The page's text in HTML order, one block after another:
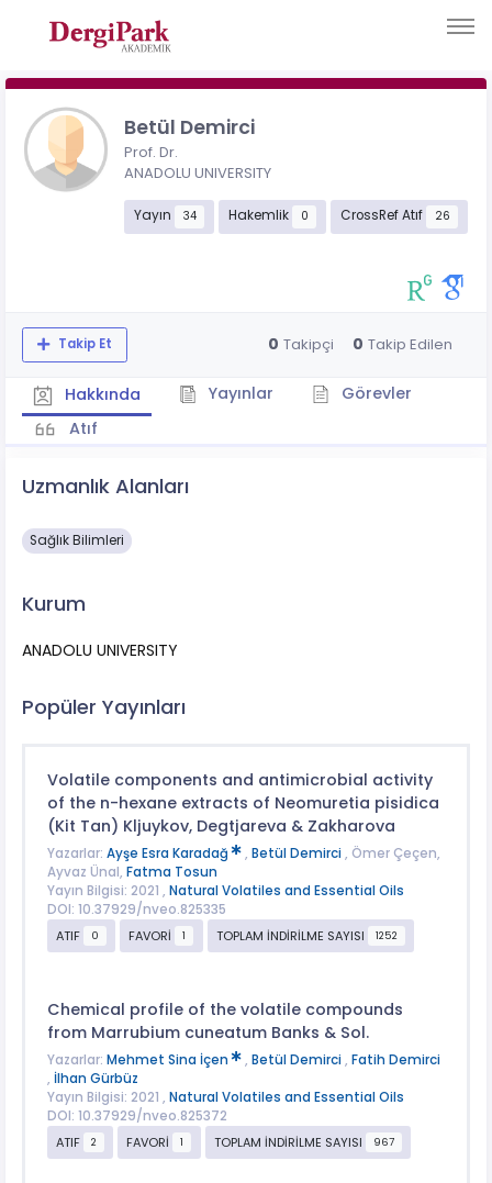
Betül Demirci
Prof. Dr.
ANADOLU UNIVERSITY
Yayın 34 Hakemlik 0 CrossRef Atıf 26
Takip Et 0 Takipçi 0 Takip Edilen
Hakkında Yayınlar
Görevler
Atıf
Uzmanlık Alanları
Sağlık Bilimleri
Kurum
ANADOLU UNIVERSITY
Popüler Yayınları
Volatile components and antimicrobial activity
of the n-hexane extracts of Neomuretia pisidica
(Kit Tan) Kljuykov, Degtjareva & Zakharova
Yazarlar: Ayşe Esra Karadağ , Betül Demirci , Ömer Çeçen,
Ayvaz Ünal, Fatma Tosun
Yayın Bilgisi: 2021 , Natural Volatiles and Essential Oils
DOI: 10.37929/nveo.825335
ATIF
0 FAVORİ 1 TOPLAM İNDİRİLME SAYISI 1252
Chemical profile of the volatile compounds
from Marrubium cuneatum Banks & Sol.
Yazarlar: Mehmet Sina İçen , Betül Demirci , Fatih Demirci
, İlhan Gürbüz
Yayın Bilgisi: 2021 , Natural Volatiles and Essential Oils
DOI: 10.37929/nveo.825372
ATIF
2 FAVORİ 1 TOPLAM İNDİRİLME SAYISI 967